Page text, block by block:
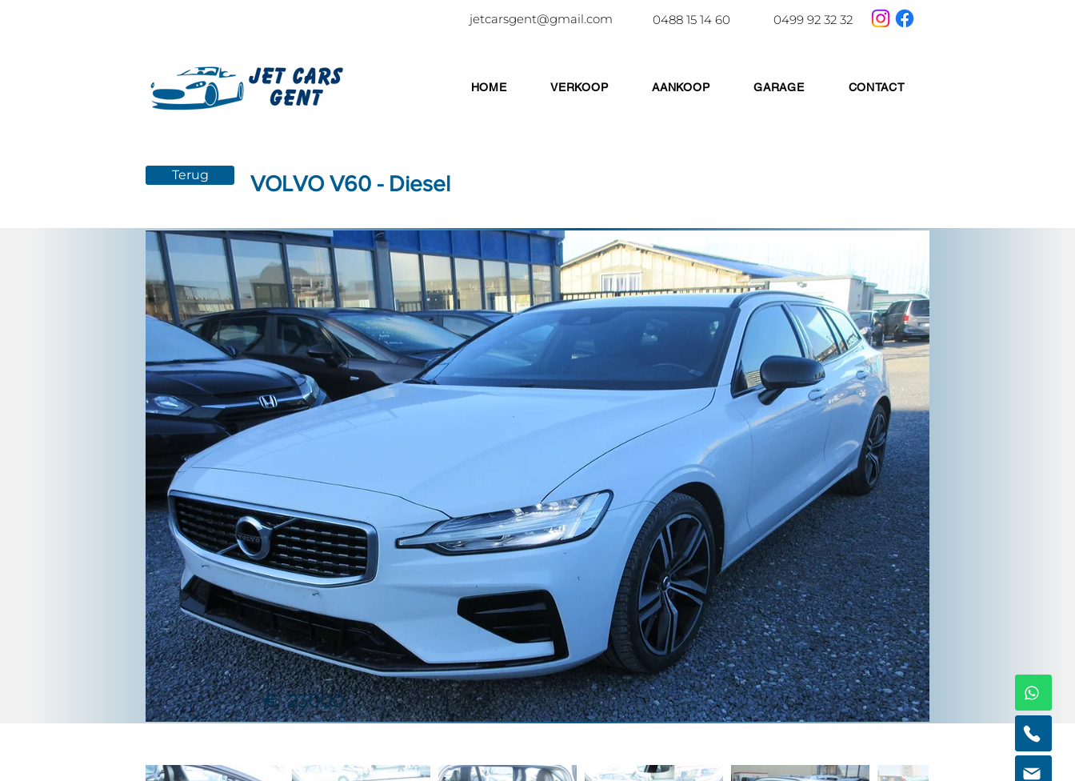
jetcarsgent@gmail.com 0488 15 14 60 0499 92 32 32
HOME VERKOOP AANKOOP GARAGE CONTACT
Terug VOLVO V60 - Diesel
€ 23000